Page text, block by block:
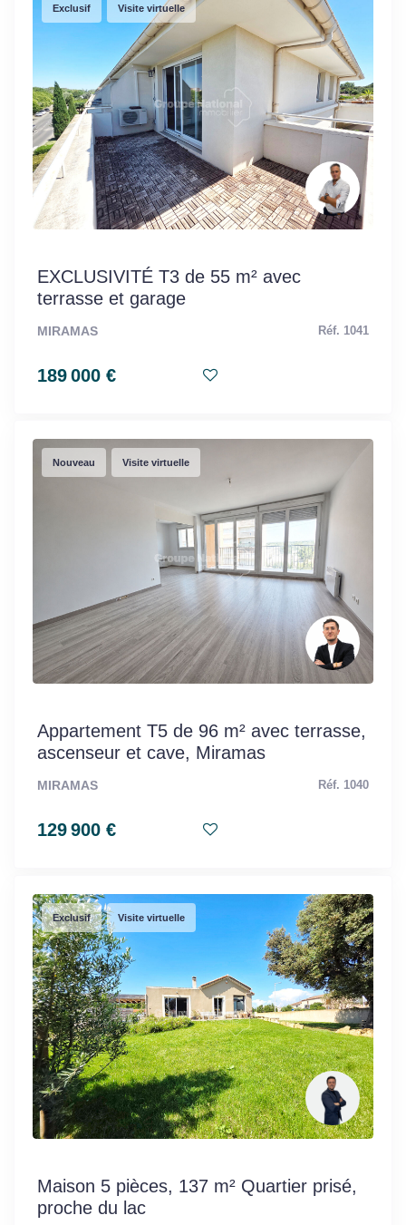
Exclusif Visite virtuelle
EXCLUSIVITÉ T3 de 55 m² avec
terrasse et garage
MIRAMAS Réf. 1041
189 000 €
Nouveau Visite virtuelle
Appartement T5 de 96 m² avec terrasse,
ascenseur et cave, Miramas
MIRAMAS Réf. 1040
129 900 €
Exclusif Visite virtuelle
Maison 5 pièces, 137 m² Quartier prisé,
proche du lac